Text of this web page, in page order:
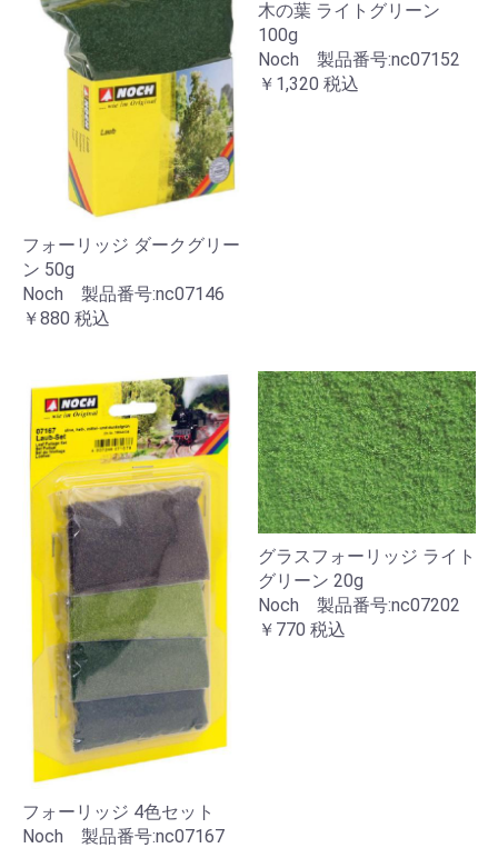
フォーリッジ ダークグリー
ン 50g
Noch 製品番号:nc07146
￥880 税込
木の葉 ライトグリーン
100g
Noch 製品番号:nc07152
￥1,320 税込
フォーリッジ 4色セット
Noch 製品番号:nc07167
グラスフォーリッジ ライト
グリーン 20g
Noch 製品番号:nc07202
￥770 税込